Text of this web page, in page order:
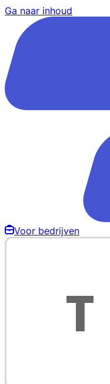
Ga naar inhoud
Voor bedrijven